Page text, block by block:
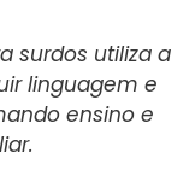
surdos utiliza a
linguagem e
ensino e